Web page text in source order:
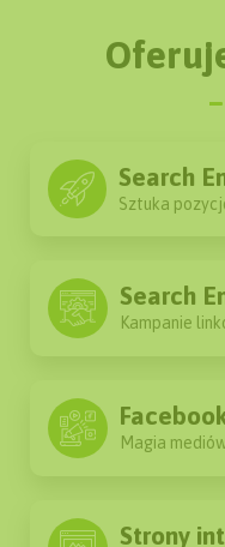
Search
Sztuka
Search
Kampanie
Magia
Strony